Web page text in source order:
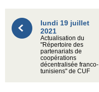
lundi 19 juillet
2021
Actualisation du
"Répertoire des
partenariats de
coopérations
décentralisée franco-
tunisiens" de CUF